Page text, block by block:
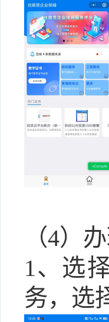
（4）
1、选
务， 选